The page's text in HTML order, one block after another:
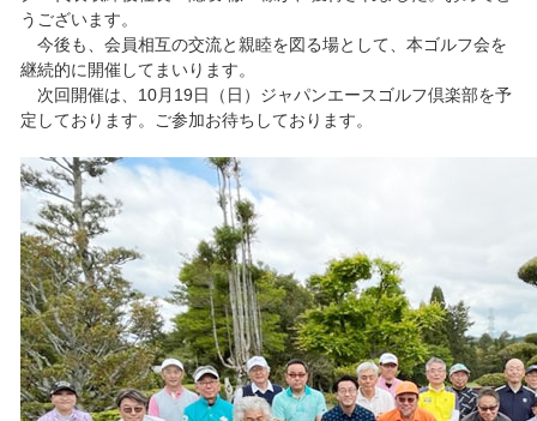
うございます。
今後も、会員相互の交流と親睦を図る場として、本ゴルフ会を
継続的に開催してまいります。
次回開催は、10月19日（日）ジャパンエースゴルフ倶楽部を予
定しております。ご参加お待ちしております。